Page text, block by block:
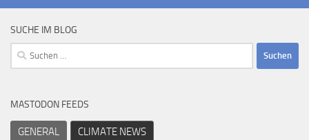
SUCHE IM BLOG
Suchen
nach:
MASTODON FEEDS
GENERAL CLIMATE NEWS